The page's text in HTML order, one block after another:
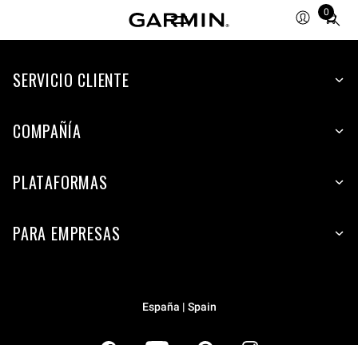
0
Total
items
cart:
SERVICIO CLIENTE
COMPAÑÍA
PLATAFORMAS
PARA EMPRESAS
España | Spain